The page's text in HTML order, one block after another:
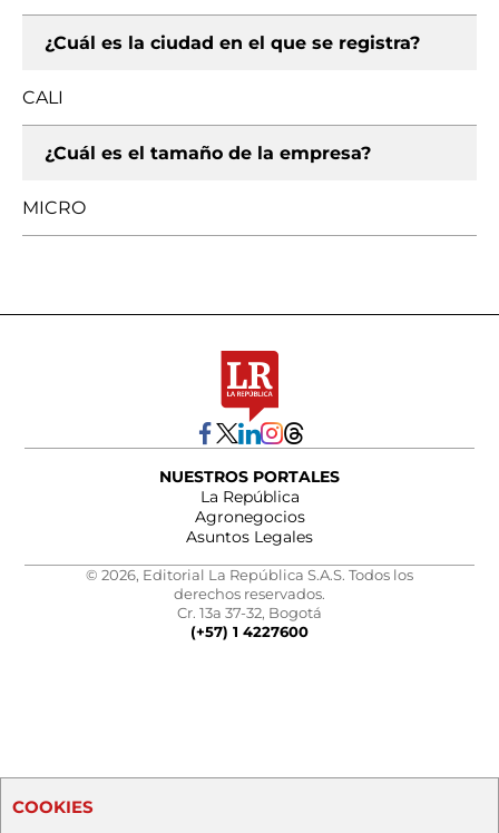
¿Cuál es la ciudad en el que se registra?
CALI
¿Cuál es el tamaño de la empresa?
MICRO
NUESTROS PORTALES
La República
Agronegocios
Asuntos Legales
© 2026, Editorial La República S.A.S. Todos los
derechos reservados.
Cr. 13a 37-32, Bogotá
(+57) 1 4227600
COOKIES